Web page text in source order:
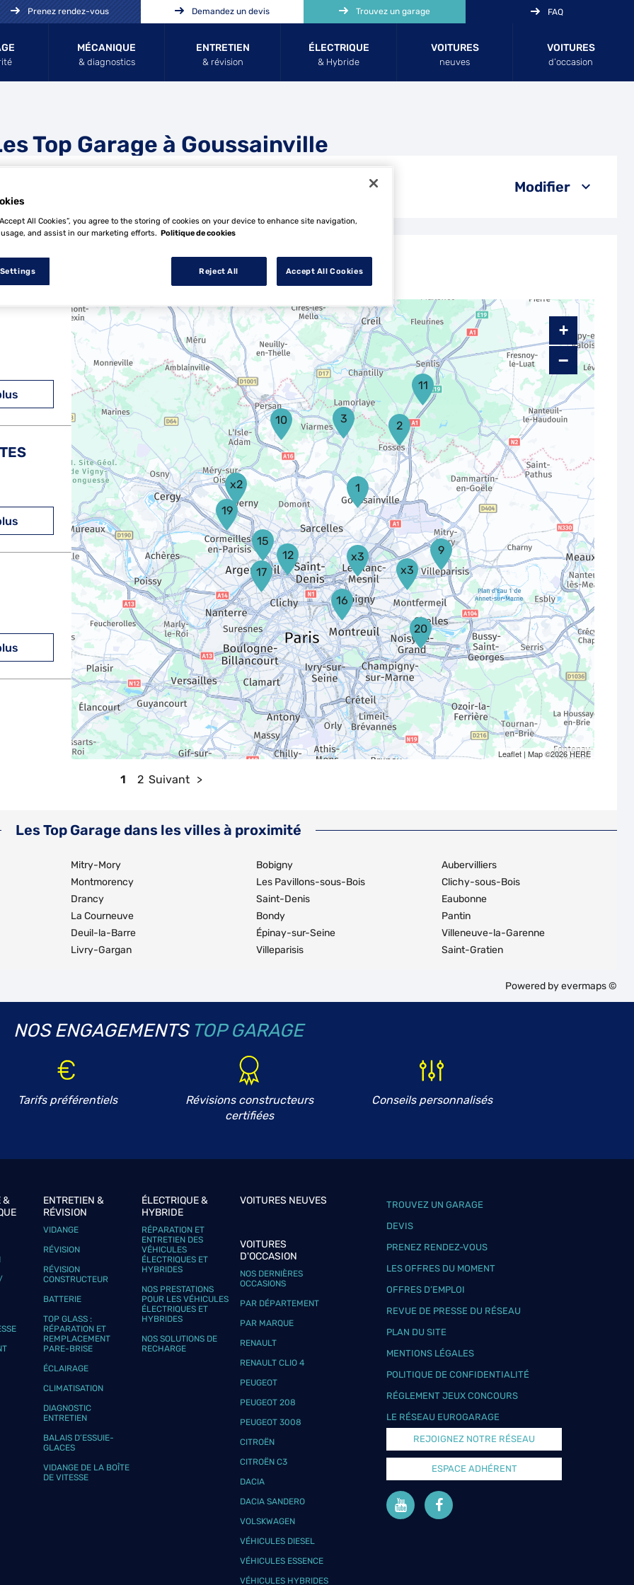
MÉCANIQUE
& diagnostics
ENTRETIEN
& révision
ÉLECTRIQUE
& Hybride
VOITURES
neuves
VOITURES
d’occasion
Prenez rendez-vous Demandez un devis Trouvez un garage FAQ
Top Garage à Goussainville
Modifier
28 Top Garage à Goussainville
20
10
9
1
19
x2
17
15
12
16
x3
x3
11
3
2
+
−
Leaflet| Map ©2026HERE
1 2 Suivant
Les Top Garage dans les villes à proximité
Mitry-Mory
Montmorency
Drancy
La Courneuve
Deuil-la-Barre
Livry-Gargan
Bobigny
Les Pavillons-sous-Bois
Saint-Denis
Bondy
Épinay-sur-Seine
Villeparisis
Aubervilliers
Clichy-sous-Bois
Eaubonne
Pantin
Villeneuve-la-Garenne
Saint-Gratien
Powered byevermaps ©
NOS ENGAGEMENTS TOP GARAGE
Tarifs préférentiels
Révisions constructeurs
certifiées
Conseils personnalisés
&
ENTRETIEN &
RÉVISION
VIDANGE
RÉVISION
RÉVISION
CONSTRUCTEUR
BATTERIE
TOP GLASS :
RÉPARATION ET
REMPLACEMENT
PARE-BRISE
ÉCLAIRAGE
CLIMATISATION
DIAGNOSTIC
ENTRETIEN
BALAIS D’ESSUIE-
GLACES
VIDANGE DE LA BOÎTE
DE VITESSE
ÉLECTRIQUE &
HYBRIDE
RÉPARATION ET
ENTRETIEN DES
VÉHICULES
ÉLECTRIQUES ET
HYBRIDES
NOS PRESTATIONS
POUR LES VÉHICULES
ÉLECTRIQUES ET
HYBRIDES
NOS SOLUTIONS DE
RECHARGE
VOITURES NEUVES
VOITURES
D'OCCASION
NOS DERNIÈRES
OCCASIONS
PAR DÉPARTEMENT
PAR MARQUE
RENAULT
RENAULT CLIO 4
PEUGEOT
PEUGEOT 208
PEUGEOT 3008
CITROËN
CITROËN C3
DACIA
DACIA SANDERO
VOLSKWAGEN
VÉHICULES DIESEL
VÉHICULES ESSENCE
VÉHICULES HYBRIDES
TROUVEZ UN GARAGE
DEVIS
PRENEZ RENDEZ-VOUS
LES OFFRES DU MOMENT
OFFRES D’EMPLOI
REVUE DE PRESSE DU RÉSEAU
PLAN DU SITE
MENTIONS LÉGALES
POLITIQUE DE CONFIDENTIALITÉ
RÉGLEMENT JEUX CONCOURS
LE RÉSEAU EUROGARAGE
REJOIGNEZ NOTRE RÉSEAU
ESPACE ADHÉRENT
All Cookies”, you agree to the storing of cookies on your device to enhance site navigation,
and assist in our marketing efforts. Politique de cookies
Reject All Accept All Cookies